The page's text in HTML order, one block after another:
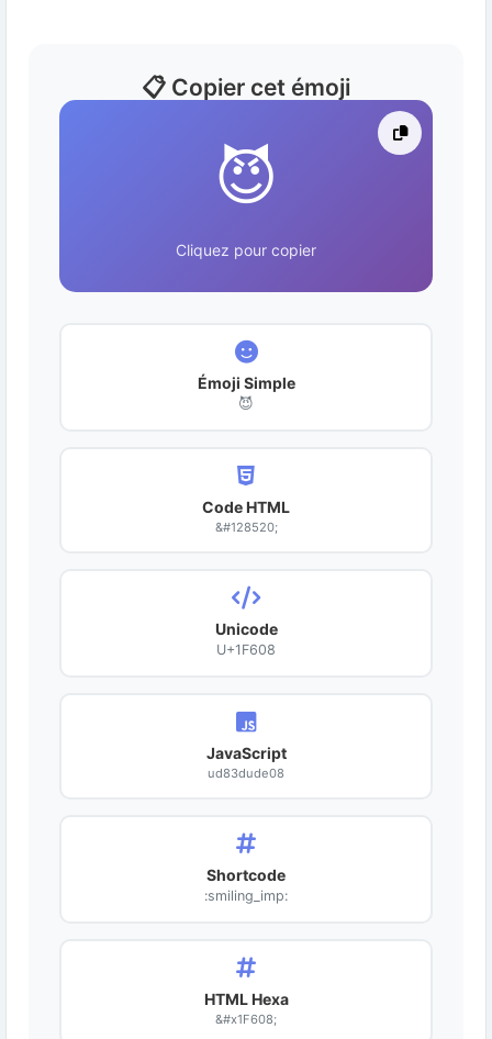
📋 Copier cet émoji
😈
Cliquez pour copier
Émoji Simple
😈
Code HTML
&#128520;
Unicode
U+1F608
JavaScript
ud83dude08
Shortcode
:smiling_imp:
HTML Hexa
&#x1F608;